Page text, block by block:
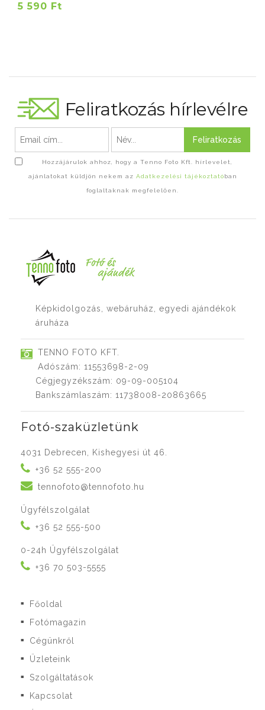
5 590 Ft
Feliratkozás hírlevélre
Feliratkozás
Hozzájárulok ahhoz, hogy a Tenno Foto Kft. hírlevelet,
ajánlatokat küldjön nekem az Adatkezelési tájékoztatóban
foglaltaknak megfelelően.
Képkidolgozás, webáruház, egyedi ajándékok
áruháza
TENNO FOTO KFT.
Adószám: 11553698-2-09
Cégjegyzékszám: 09-09-005104
Bankszámlaszám: 11738008-20863665
Fotó-szaküzletünk
4031 Debrecen, Kishegyesi út 46.
+36 52 555-200
tennofoto@tennofoto.hu
Ügyfélszolgálat
+36 52 555-500
0-24h Ügyfélszolgálat
+36 70 503-5555
■ Főoldal
■ Fotómagazin
■ Cégünkről
■ Üzleteink
■ Szolgáltatások
■
Kapcsolat